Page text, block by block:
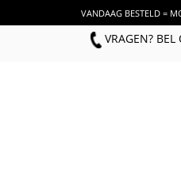
VANDAAG BESTELD =
VRAGEN? BEL